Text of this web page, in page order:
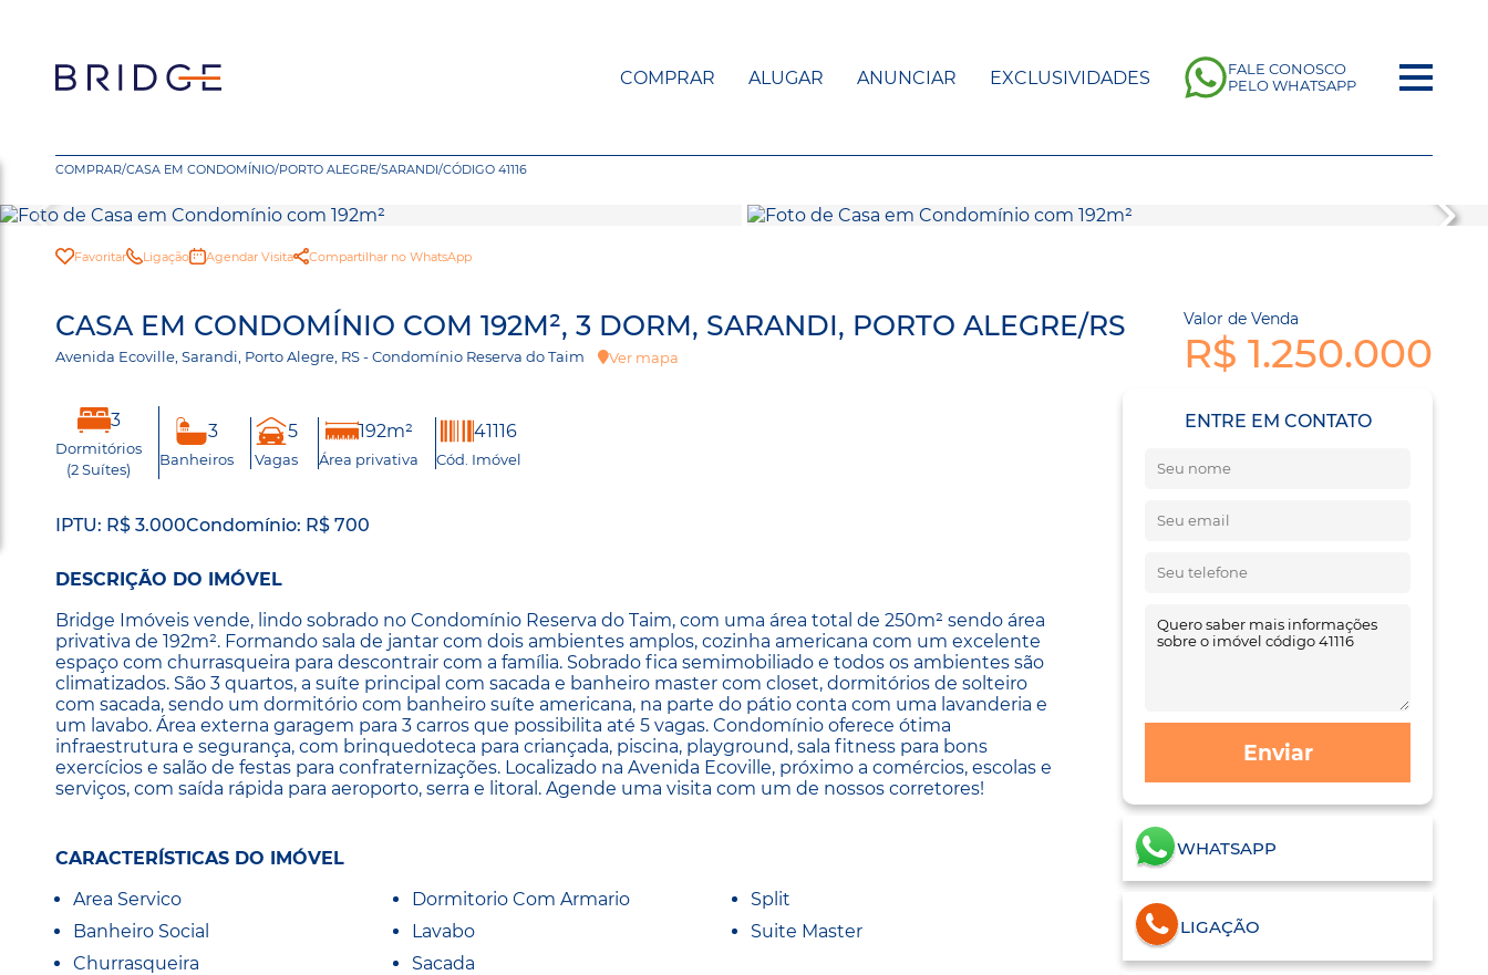
COMPRAR ALUGAR ANUNCIAR EXCLUSIVIDADES
FALE CONOSCO
PELO WHATSAPP
COMPRAR/CASA EM CONDOMÍNIO/PORTO ALEGRE/SARANDI/CÓDIGO 41116
Favoritar Ligação Agendar Visita Compartilhar no WhatsApp
CASA EM CONDOMÍNIO COM 192M², 3 DORM, SARANDI, PORTO ALEGRE/RS
Avenida Ecoville, Sarandi, Porto Alegre, RS - Condomínio Reserva do Taim Ver mapa
Valor de Venda
R$ 1.250.000
3
Dormitórios
(2 Suítes)
3
Banheiros
5
Vagas
192m²
Área privativa
41116
Cód. Imóvel
IPTU: R$ 3.000Condomínio: R$ 700
DESCRIÇÃO DO IMÓVEL
Bridge Imóveis vende, lindo sobrado no Condomínio Reserva do Taim, com uma área total de 250m² sendo área
privativa de 192m². Formando sala de jantar com dois ambientes amplos, cozinha americana com um excelente
espaço com churrasqueira para descontrair com a família. Sobrado fica semimobiliado e todos os ambientes são
climatizados. São 3 quartos, a suíte principal com sacada e banheiro master com closet, dormitórios de solteiro
com sacada, sendo um dormitório com banheiro suíte americana, na parte do pátio conta com uma lavanderia e
um lavabo. Área externa garagem para 3 carros que possibilita até 5 vagas. Condomínio oferece ótima
infraestrutura e segurança, com brinquedoteca para criançada, piscina, playground, sala fitness para bons
exercícios e salão de festas para confraternizações. Localizado na Avenida Ecoville, próximo a comércios, escolas e
serviços, com saída rápida para aeroporto, serra e litoral. Agende uma visita com um de nossos corretores!
CARACTERÍSTICAS DO IMÓVEL
Area Servico
Banheiro Social
Churrasqueira
Dormitorio Com Armario
Lavabo
Sacada
Split
Suite Master
ENTRE EM CONTATO
Enviar
WHATSAPP
LIGAÇÃO